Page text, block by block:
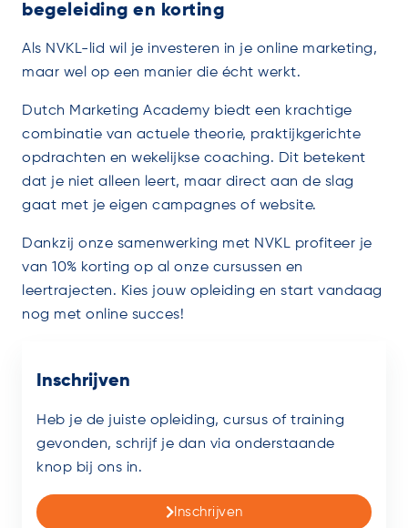
begeleiding en korting
Als NVKL-lid wil je investeren in je online marketing,
maar wel op een manier die écht werkt.
Dutch Marketing Academy biedt een krachtige
combinatie van actuele theorie, praktijkgerichte
opdrachten en wekelijkse coaching. Dit betekent
dat je niet alleen leert, maar direct aan de slag
gaat met je eigen campagnes of website.
Dankzij onze samenwerking met NVKL profiteer je
van 10% korting op al onze cursussen en
leertrajecten. Kies jouw opleiding en start vandaag
nog met online succes!
Inschrijven
Heb je de juiste opleiding, cursus of training
gevonden, schrijf je dan via onderstaande
knop bij ons in.
Inschrijven